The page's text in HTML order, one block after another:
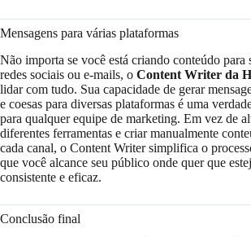
Mensagens para várias plataformas
Não importa se você está criando conteúdo para
redes sociais ou e-mails, o Content Writer da
lidar com tudo. Sua capacidade de gerar
e coesas para diversas plataformas é uma
para qualquer equipe de marketing. Em vez de
diferentes ferramentas e criar manualmente
cada canal, o Content Writer simplifica o
que você alcance seu público onde quer que
consistente e eficaz.
Conclusão final